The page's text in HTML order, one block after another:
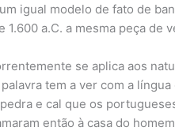
igual modelo de fato de
a.C. a mesma peça de
se aplica aos
tem a ver com a
e cal que os
então à casa do